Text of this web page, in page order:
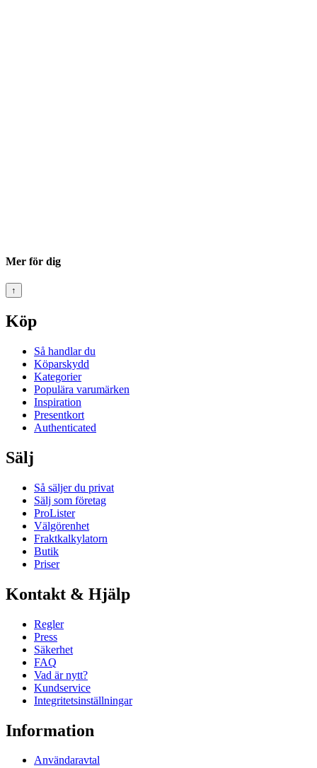
Mer för dig
↑
Köp
Så handlar du
Köparskydd
Kategorier
Populära varumärken
Inspiration
Presentkort
Authenticated
Sälj
Så säljer du privat
Sälj som företag
ProLister
Välgörenhet
Fraktkalkylatorn
Butik
Priser
Kontakt & Hjälp
Regler
Press
Säkerhet
FAQ
Vad är nytt?
Kundservice
Integritetsinställningar
Information
Användaravtal